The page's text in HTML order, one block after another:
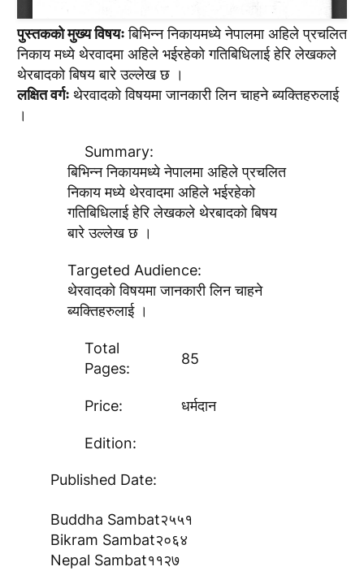
पुस्तकको मुख्य विषयःबिभिन्न निकायमध्ये नेपालमा अहिले प्रचलित
निकाय मध्ये थेरवादमा अहिले भईरहेको गतिबिधिलाई हेरि लेखकले
थेरबादको बिषय बारे उल्लेख छ ।
लक्षित वर्गःथेरवादको विषयमा जानकारी लिन चाहने ब्यक्तिहरुलाई
।
Summary:
बिभिन्न निकायमध्ये नेपालमा अहिले प्रचलित
निकाय मध्ये थेरवादमा अहिले भईरहेको
गतिबिधिलाई हेरि लेखकले थेरबादको बिषय
बारे उल्लेख छ ।
Targeted Audience:
थेरवादको विषयमा जानकारी लिन चाहने
ब्यक्तिहरुलाई ।
Total
Pages:
85
Price: धर्मदान
Edition:
Published Date:
Buddha Sambat२५५१
Bikram Sambat२०६४
Nepal Sambat११२७